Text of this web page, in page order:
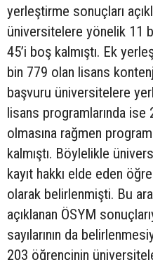
yerleştirme sonuçları
üniversitelere yönelik 11
45’i boş kalmıştı. Ek
bin 779 olan lisans
başvuru üniversitelere
lisans programlarında ise
olmasına rağmen
kalmıştı. Böylelikle
kayıt hakkı elde eden
olarak belirlenmişti. Bu
açıklanan ÖSYM
sayılarının da
203 öğrencinin